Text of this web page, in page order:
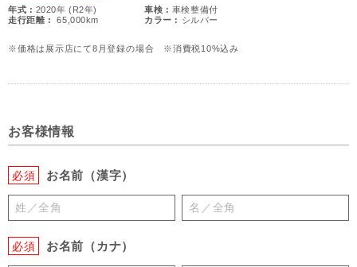
年式 : 2020年 (R2年) 車検 : 車検整備付
走行距離 :
65,000km カラー : シルバー
※価格は展示店にて8月登録の場合 ※消費税10%込み
お客様情報
必須 お名前（漢字）
必須 お名前（カナ）